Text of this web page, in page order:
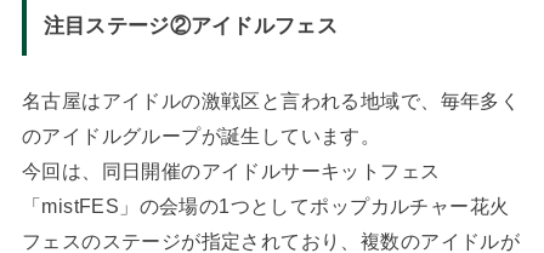
注目ステージ②アイドルフェス
名古屋はアイドルの激戦区と言われる地域で、毎年多く
のアイドルグループが誕生しています。
今回は、同日開催のアイドルサーキットフェス
「mistFES」の会場の1つとしてポップカルチャー花火
フェスのステージが指定されており、複数のアイドルが